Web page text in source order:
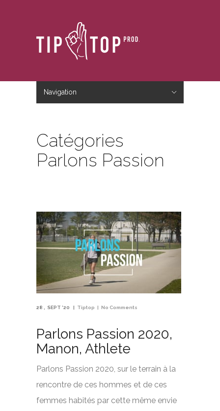
Navigation
Catégories
Parlons Passion
28 SEPT '20 Tiptop No Comments
Parlons Passion 2020,
Manon, Athlete
Parlons Passion 2020, sur le terrain à la
rencontre de ces hommes et de ces
femmes habités par cette même envie